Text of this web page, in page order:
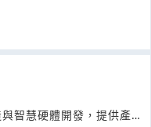
智慧硬體開發，提供產